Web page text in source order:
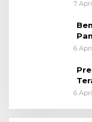
7
6
6